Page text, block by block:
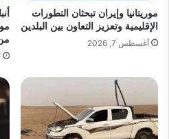
موريتانيا وإيران تبحثان التطورات
الإقليمية وتعزيز التعاون بين البلدين
أغسطس 7, 2026
من